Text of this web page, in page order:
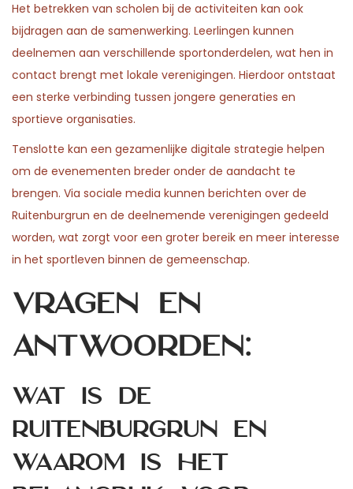
Het betrekken van scholen bij de activiteiten kan ook
bijdragen aan de samenwerking. Leerlingen kunnen
deelnemen aan verschillende sportonderdelen, wat hen in
contact brengt met lokale verenigingen. Hierdoor ontstaat
een sterke verbinding tussen jongere generaties en
sportieve organisaties.
Tenslotte kan een gezamenlijke digitale strategie helpen
om de evenementen breder onder de aandacht te
brengen. Via sociale media kunnen berichten over de
Ruitenburgrun en de deelnemende verenigingen gedeeld
worden, wat zorgt voor een groter bereik en meer interesse
in het sportleven binnen de gemeenschap.
Vragen en
antwoorden:
Wat is de
Ruitenburgrun en
waarom is het